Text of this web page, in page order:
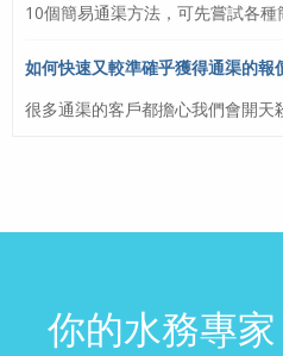
10個簡易通渠方法，可先嘗試各種
如何快速又較準確乎獲得通渠的報
很多通渠的客戶都擔心我們會開天
你的水務專家